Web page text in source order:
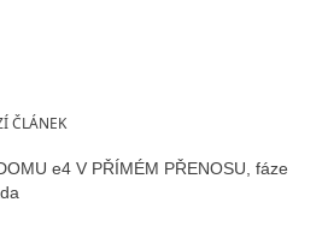
ČLÁNEK
e4 V PŘÍMÉM PŘENOSU, fáze